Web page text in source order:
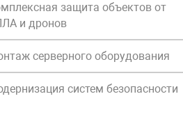
защита объектов от
и дронов
серверного оборудования
систем безопасности